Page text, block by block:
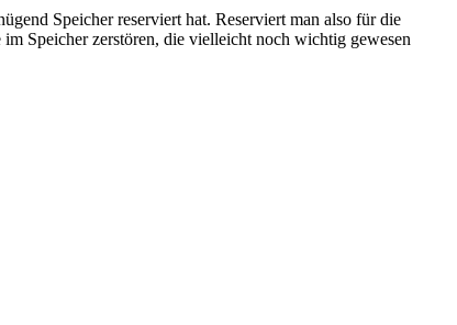
Speicher reserviert hat. Reserviert man also für die
Speicher zerstören, die vielleicht noch wichtig gewesen